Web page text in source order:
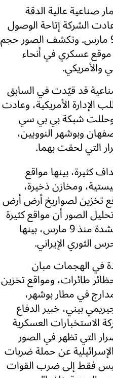
أقمار صناعية عالية الدقة
الشركة إتاحة الوصول
إلى الصور التي التُقطت منذ 9 مارس. وتكشف الصور حجم
الأضرار التي لحقت بنحو 800 موقع عسكري في أنحاء
والأمريكي.
قد قيّدت في السابق
الإدارة الأمريكية، وعادت
وحللت شبكة بي بي سي
وبوشهر النوويين،
التي لحقت بهما.
كثيرة، بينها مواقع
ومخازن ذخيرة،
تخزين لصواريخ أرض أرض
الصور أن مواقع كثيرة
في بوشهر دُمرت أو تضررت بشدة منذ 9 مارس، بينها
الثوري الإيراني.
في الهجمات مبان
طائرات، ومواقع تخزين
في مطار بوشهر،
بيني، خبير الدفاع
العسكرية
التي تظهر في الصور
عن حملة ضربات
فقط إلى ضرب القوات